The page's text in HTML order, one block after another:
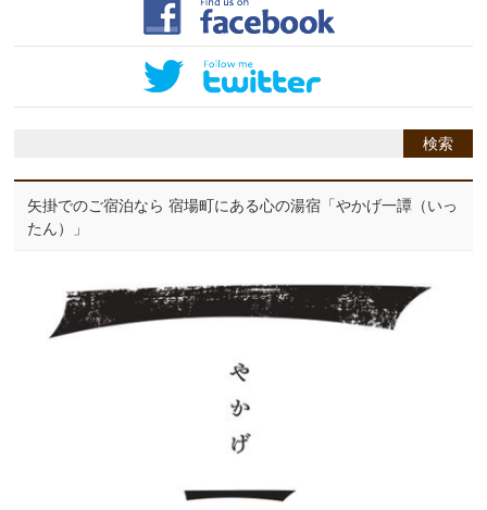
矢掛でのご宿泊なら 宿場町にある心の湯宿「やかげ一譚（いっ
たん）」